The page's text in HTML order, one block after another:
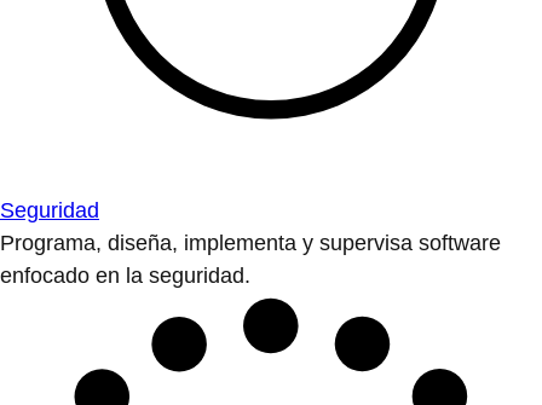
Seguridad
Programa, diseña, implementa y supervisa software
enfocado en la seguridad.